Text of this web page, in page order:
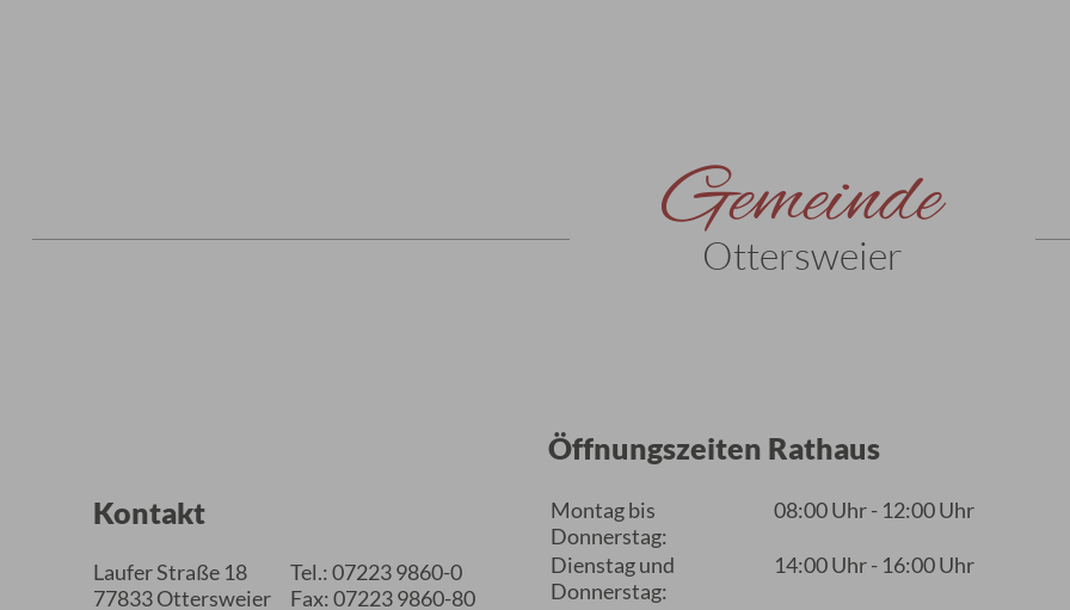
Gemeinde
Ottersweier
Kontakt
Laufer Straße 18
77833 Ottersweier
Tel.: 07223 9860-0
Fax: 07223 9860-80
Öffnungszeiten Rathaus
Montag bis
Donnerstag:
08:00 Uhr - 12:00 Uhr
Dienstag und
Donnerstag:
14:00 Uhr - 16:00 Uhr